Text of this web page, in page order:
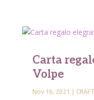
Carta
Volpe
Nov 16, 2021 | CRAFT